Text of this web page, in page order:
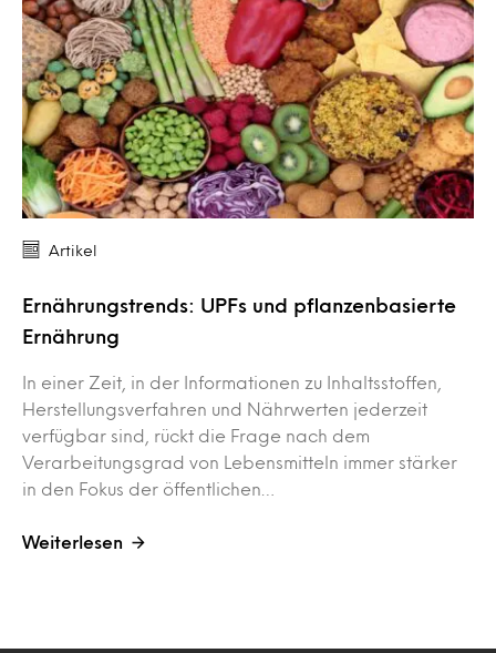
Artikel
Ernährungstrends: UPFs und pflanzenbasierte
Ernährung
In einer Zeit, in der Informationen zu Inhaltsstoffen,
Herstellungsverfahren und Nährwerten jederzeit
verfügbar sind, rückt die Frage nach dem
Verarbeitungsgrad von Lebensmitteln immer stärker
in den Fokus der öffentlichen…
Weiterlesen